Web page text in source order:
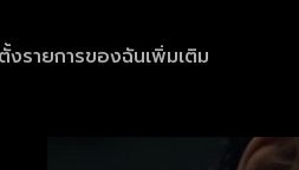
งรายการของฉันเพิ่มเติม